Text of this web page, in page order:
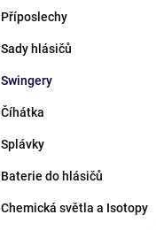
Příposlechy
Sady hlásičů
Swingery
Číhátka
Splávky
Baterie do hlásičů
Chemická světla a Isotopy